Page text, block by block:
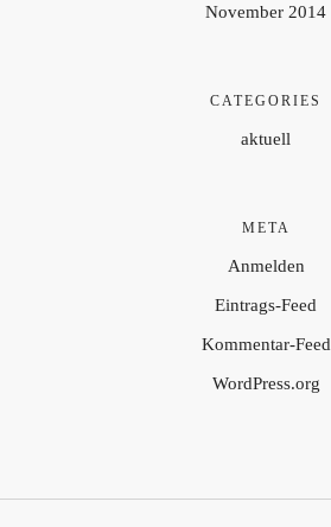
November 2014
CATEGORIES
aktuell
META
Anmelden
Eintrags-Feed
Kommentar-Feed
WordPress.org